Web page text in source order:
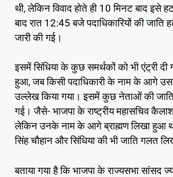
थी, लेकिन विवाद होते ही 10 मिनट बाद इसे
बाद रात 12:45 बजे पदाधिकारियों की जाति
जारी की गई।
इसमें सिंधिया के कुछ समर्थकों को भी एंट्री दी
हुआ, जब किसी पदाधिकारी के नाम के आगे
उल्लेख किया गया। इसमें कुछ नेताओं की
गई। जैसे- भाजपा के राष्ट्रीय महासचिव कैलाश
लेकिन उनके नाम के आगे ब्राह्मण लिखा हुआ
सिंह चौहान और सिंधिया की भी जाति गलत
बताया गया है कि भाजपा के राज्यसभा सांसद